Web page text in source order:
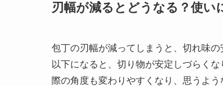
刃幅が減るとどうなる？使
包丁の刃幅が減ってしまうと、切れ味
以下になると、切り物が安定しづらく
際の角度も変わりやすくなり、思うよ